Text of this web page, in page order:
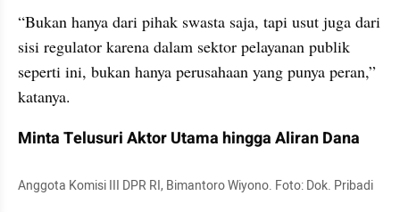
“Bukan hanya dari pihak swasta saja, tapi usut juga dari
sisi regulator karena dalam sektor pelayanan publik
seperti ini, bukan hanya perusahaan yang punya peran,”
katanya.
Minta Telusuri Aktor Utama hingga Aliran Dana
Anggota Komisi III DPR RI, Bimantoro Wiyono. Foto: Dok. Pribadi